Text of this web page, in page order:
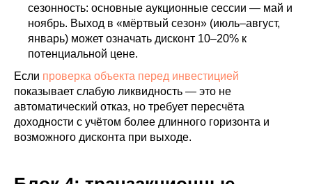
сезонность: основные аукционные сессии — май и
ноябрь. Выход в «мёртвый сезон» (июль–август,
январь) может означать дисконт 10–20% к
потенциальной цене.
Если проверка объекта перед инвестицией
показывает слабую ликвидность — это не
автоматический отказ, но требует пересчёта
доходности с учётом более длинного горизонта и
возможного дисконта при выходе.